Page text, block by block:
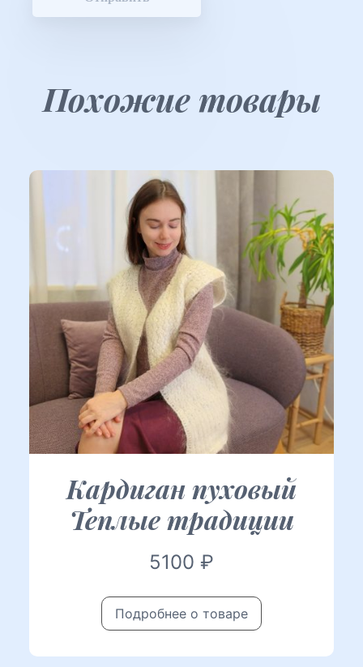
Похожие товары
Кардиган пуховый
Теплые традиции
5100 ₽
Подробнее о товаре